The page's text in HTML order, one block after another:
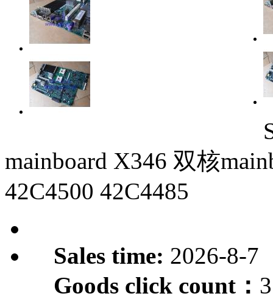
mainboard X346 双核
42C4500 42C4485
Sales time: 2026-8-7
Goods click count：